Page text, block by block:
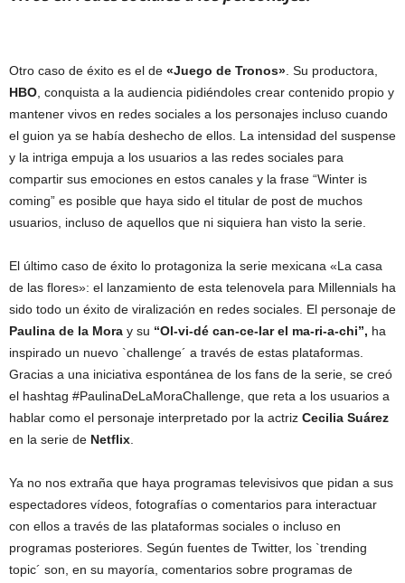
Otro caso de éxito es el de «Juego de Tronos» . Su productora,
HBO , conquista a la audiencia pidiéndoles crear contenido propio y
mantener vivos en redes sociales a los personajes incluso cuando
el guion ya se había deshecho de ellos. La intensidad del suspense
y la intriga empuja a los usuarios a las redes sociales para
compartir sus emociones en estos canales y la frase “Winter is
coming” es posible que haya sido el titular de post de muchos
usuarios, incluso de aquellos que ni siquiera han visto la serie.
El último caso de éxito lo protagoniza la serie mexicana «La casa
de las flores»: el lanzamiento de esta telenovela para Millennials ha
sido todo un éxito de viralización en redes sociales. El personaje de
Paulina de la Mora y su “Ol-vi-dé can-ce-lar el ma-ri-a-chi”, ha
inspirado un nuevo `challenge´ a través de estas plataformas.
Gracias a una iniciativa espontánea de los fans de la serie, se creó
el hashtag #PaulinaDeLaMoraChallenge, que reta a los usuarios a
hablar como el personaje interpretado por la actriz Cecilia Suárez
en la serie de Netflix
Ya no nos extraña que haya programas televisivos que pidan a sus
espectadores vídeos, fotografías o comentarios para interactuar
con ellos a través de las plataformas sociales o incluso en
programas posteriores. Según fuentes de Twitter, los `trending
topic´ son, en su mayoría, comentarios sobre programas de